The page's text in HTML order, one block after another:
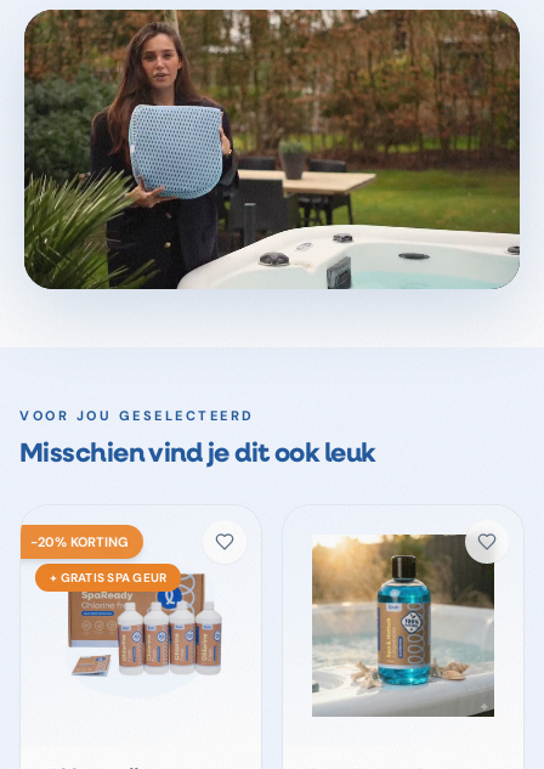
VOOR JOU GESELECTEERD
Misschien vind je dit ook leuk
-20% KORTING
+ GRATIS SPA GEUR